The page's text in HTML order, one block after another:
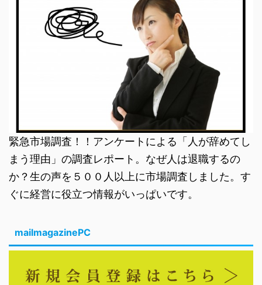
緊急市場調査！！アンケートによる「人が辞めてし
まう理由」の調査レポート。なぜ人は退職するの
か？生の声を５００人以上に市場調査しました。す
ぐに経営に役立つ情報がいっぱいです。
mailmagazinePC